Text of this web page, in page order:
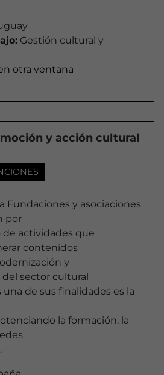
Gestión cultural y
otra ventana
y acción cultural
Fundaciones y asociaciones
por
actividades que
contenidos
y
sector cultural
una de sus finalidades es la
la formación, la